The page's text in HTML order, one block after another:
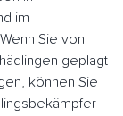
im
Sie von
geplagt
können Sie